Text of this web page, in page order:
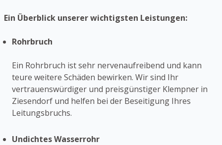
Ein Überblick unserer wichtigsten Leistungen:
Rohrbruch
Ein Rohrbruch ist sehr nervenaufreibend und kann
teure weitere Schäden bewirken. Wir sind Ihr
vertrauenswürdiger und preisgünstiger Klempner in
Ziesendorf und helfen bei der Beseitigung Ihres
Leitungsbruchs.
Undichtes Wasserrohr